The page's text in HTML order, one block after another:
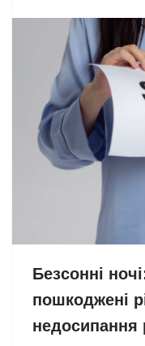
Безсонні
пошкоджені
недосипання